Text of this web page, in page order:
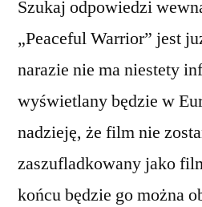
Szukaj odpowiedzi
„Peaceful Warrior” jest
narazie nie ma niestety
wyświetlany będzie w
nadzieję, że film nie
zaszufladkowany jako
końcu będzie go można